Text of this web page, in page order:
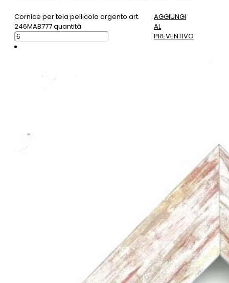
Cornice per tela pellicola argento art.
246MAB777 quantità
AGGIUNGI
AL
PREVENTIVO